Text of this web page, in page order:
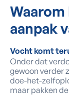
aanpak
Vocht komt
Onder dat
gewoon verder
doe-het-
maar pakken